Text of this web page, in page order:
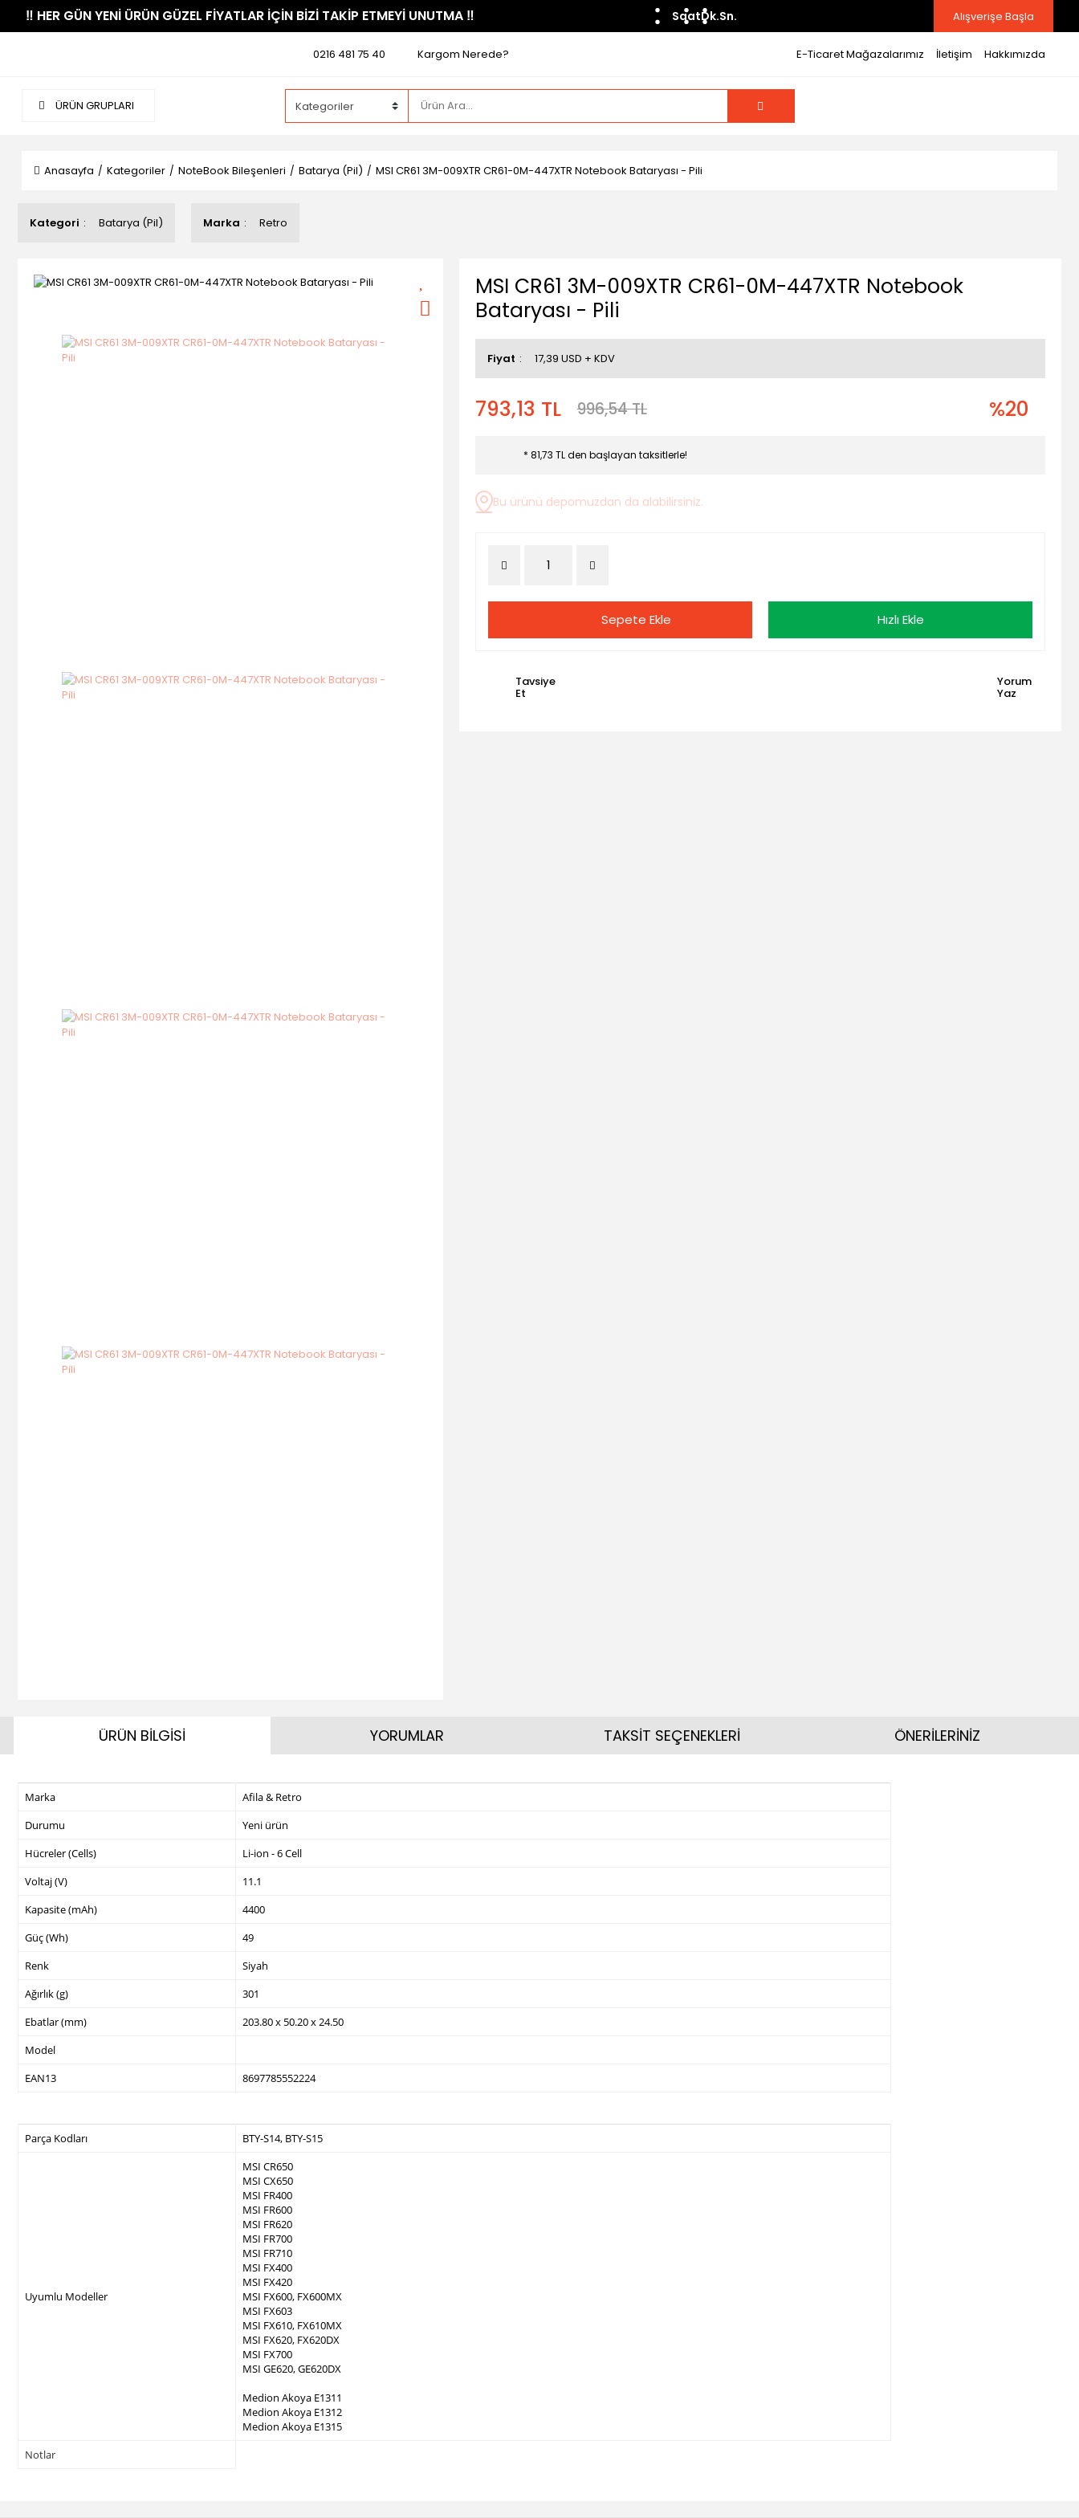
​‼️​ HER GÜN YENİ ÜRÜN GÜZEL FİYATLAR İÇİN BİZİ TAKİP ETMEYİ UNUTMA ​‼️​ SaatDk.Sn. Alışverişe Başla
0216 481 75 40 Kargom Nerede? E-Ticaret Mağazalarımız İletişim Hakkımızda
ÜRÜN GRUPLARI
Anasayfa Kategoriler NoteBook Bileşenleri Batarya (Pil) MSI CR61 3M-009XTR CR61-0M-447XTR Notebook Bataryası - Pili
Kategori Batarya (Pil) Marka Retro
MSI CR61 3M-009XTR CR61-0M-447XTR Notebook
Bataryası - Pili
Fiyat 17,39 USD + KDV
793,13 TL 996,54 TL %20
* 81,73 TL den başlayan taksitlerle!
Bu ürünü depomuzdan da alabilirsiniz.
Sepete Ekle Hızlı Ekle
Tavsiye
Et
Yorum
Yaz
ÜRÜN BİLGİSİ
Marka
Afila & Retro
Durumu
Yeni ürün
Hücreler (Cells)
Li-ion - 6 Cell
Voltaj (V)
11.1
Kapasite (mAh)
4400
Güç (Wh)
49
Renk
Siyah
Ağırlık (g)
301
Ebatlar (mm)
203.80 x 50.20 x 24.50
Model
EAN13
8697785552224
Parça Kodları BTY-S14, BTY-S15
Uyumlu Modeller
MSI CR650
MSI CX650
MSI FR400
MSI FR600
MSI FR620
MSI FR700
MSI FR710
MSI FX400
MSI FX420
MSI FX600, FX600MX
MSI FX603
MSI FX610, FX610MX
MSI FX620, FX620DX
MSI FX700
MSI GE620, GE620DX
Medion Akoya E1311
Medion Akoya E1312
Medion Akoya E1315
Notlar
YORUMLAR TAKSİT SEÇENEKLERİ ÖNERİLERİNİZ